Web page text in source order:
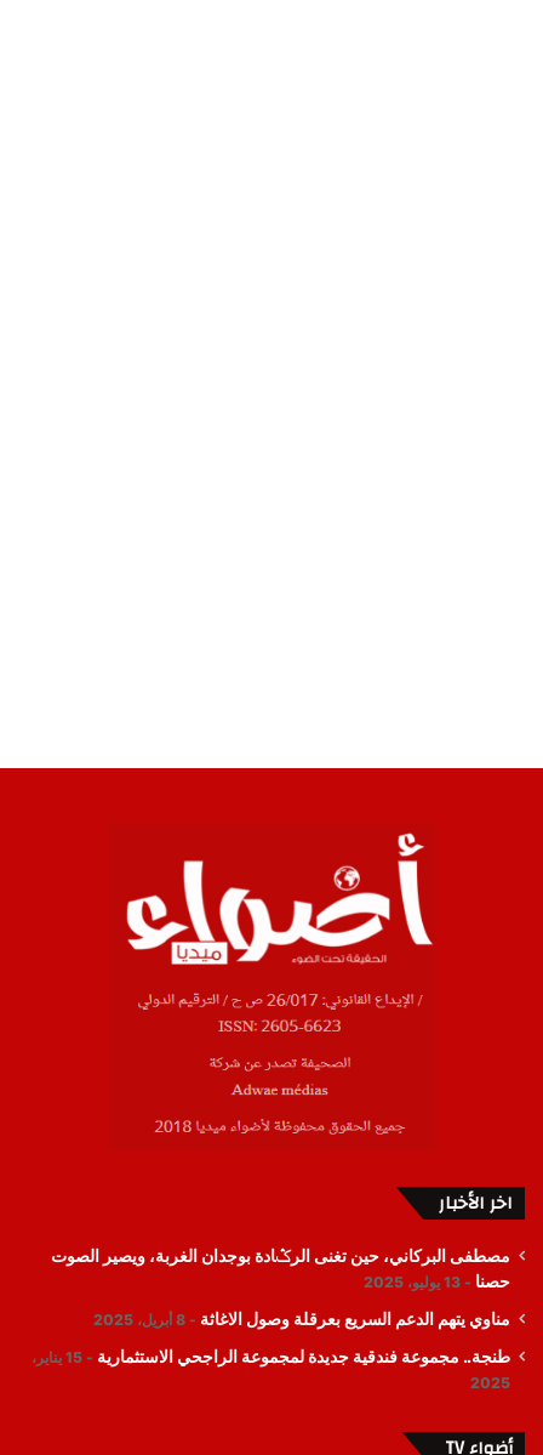
اخر الأخبار
مصطفى البركاني، حين تغنى الرݣادة بوجدان الغربة، ويصير الصوت
حصنا
13 يوليو، 2025
مناوي يتهم الدعم السريع بعرقلة وصول الاغاثة 8 أبريل، 2025
طنجة.. مجموعة فندقية جديدة لمجموعة الراجحي الاستثمارية
15 يناير،
2025
أضواء TV